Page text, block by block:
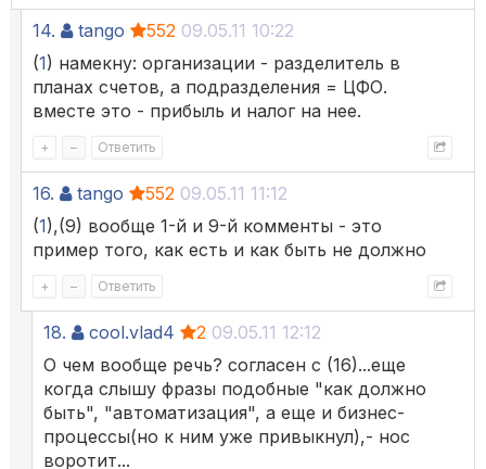
14. tango 552 09.05.11 10:22
(1) намекну: организации - разделитель в
планах счетов, а подразделения = ЦФО.
вместе это - прибыль и налог на нее.
+ – Ответить
16. tango 552 09.05.11 11:12
(1),(9) вообще 1-й и 9-й комменты - это
пример того, как есть и как быть не должно
+ – Ответить
18. cool.vlad4 2 09.05.11 12:12
О чем вообще речь? согласен с (16)...еще
когда слышу фразы подобные "как должно
быть", "автоматизация", а еще и бизнес-
процессы(но к ним уже привыкнул),- нос
воротит...